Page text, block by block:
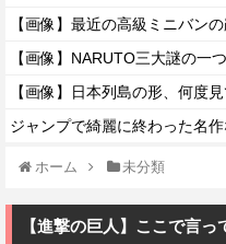
【画像】最近の高級ミニバン
【画像】日本列島の形、何度
ジャンプで綺麗に終わった名
ホーム 未分類
【進撃の巨人】ここで言っ